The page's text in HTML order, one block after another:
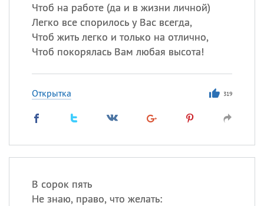
Чтоб на работе (да и в жизни личной)
Легко все спорилось у Вас всегда,
Чтоб жить легко и только на отлично,
Чтоб покорялась Вам любая высота!
Открытка 319
В сорок пять
Не знаю, право, что желать: